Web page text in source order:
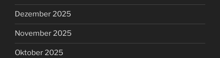
Dezember 2025
November 2025
Oktober 2025